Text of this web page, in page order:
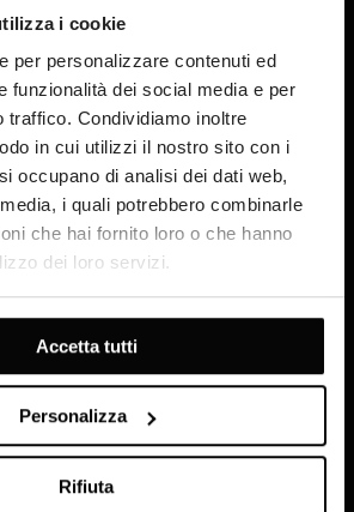
i cookie
per personalizzare contenuti ed
funzionalità dei social media e per
traffico. Condividiamo inoltre
in cui utilizzi il nostro sito con i
occupano di analisi dei dati web,
i quali potrebbero combinarle
che hai fornito loro o che hanno
dei loro servizi.
Accetta tutti
Personalizza
Rifiuta
Ivan
Hotel Jure
Hotel Andrija
Hotel Jakov
Hotel Niko
Šibenik